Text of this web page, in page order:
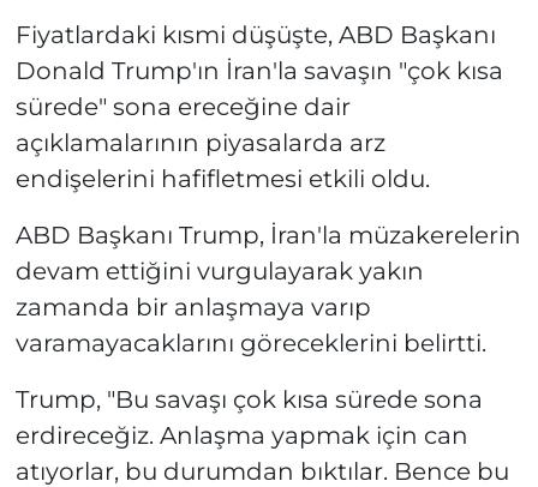
Fiyatlardaki kısmi düşüşte, ABD Başkanı
Donald Trump'ın İran'la savaşın "çok kısa
sürede" sona ereceğine dair
açıklamalarının piyasalarda arz
endişelerini hafifletmesi etkili oldu.
ABD Başkanı Trump, İran'la müzakerelerin
devam ettiğini vurgulayarak yakın
zamanda bir anlaşmaya varıp
varamayacaklarını göreceklerini belirtti.
Trump, "Bu savaşı çok kısa sürede sona
erdireceğiz. Anlaşma yapmak için can
atıyorlar, bu durumdan bıktılar. Bence bu